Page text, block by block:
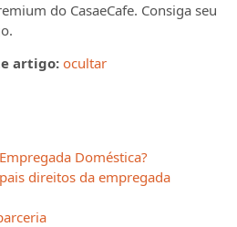
do CasaeCafe. Consiga seu
artigo: ocultar
Doméstica?
direitos da empregada